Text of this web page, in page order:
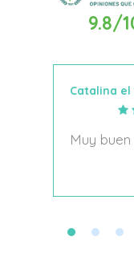
9.8/
Catalina el
Muy